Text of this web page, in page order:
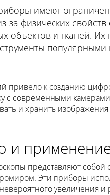
имеют
за физических
объектов и тканей.
привело к созданию
с современными
и хранить
и
представляют
Эти приборы
увеличения